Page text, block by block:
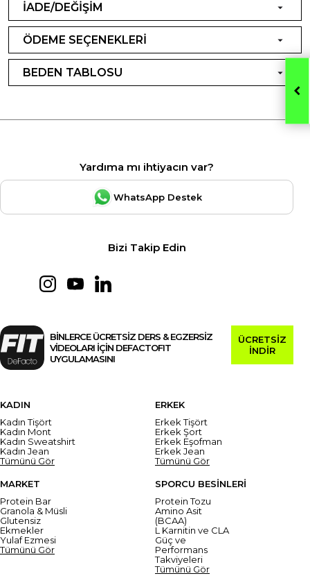
İADE/DEĞİŞİM
ÖDEME SEÇENEKLERİ
BEDEN TABLOSU
Yardıma mı ihtiyacın var?
WhatsApp Destek
Bizi Takip Edin
BİNLERCE ÜCRETSİZ DERS & EGZERSİZ
VİDEOLARI İÇİN DEFACTOFIT
UYGULAMASINI
ÜCRETSİZ
İNDİR
KADIN
Kadın Tişört
Kadın Mont
Kadın Sweatshirt
Kadın Jean
Tümünü Gör
ERKEK
Erkek Tişört
Erkek Şort
Erkek Eşofman
Erkek Jean
Tümünü Gör
MARKET
Protein Bar
Granola & Müsli
Glutensiz
Ekmekler
Yulaf Ezmesi
Tümünü Gör
SPORCU BESİNLERİ
Protein Tozu
Amino Asit
(BCAA)
L Karnitin ve CLA
Güç ve
Performans
Takviyeleri
Tümünü Gör